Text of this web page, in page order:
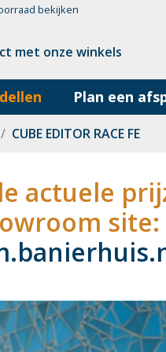
bekijken
met onze winkels
Plan een
CUBE EDITOR RACE FE
actuele
site: